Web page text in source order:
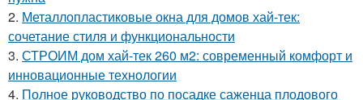
2. Металлопластиковые окна для домов хай-тек:
сочетание стиля и функциональности
3. СТРОИМ дом хай-тек 260 м2: современный комфорт и
инновационные технологии
4. Полное руководство по посадке саженца плодового